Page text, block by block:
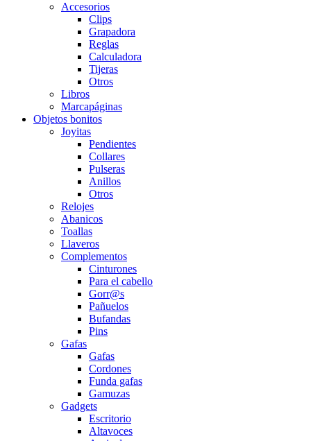
Accesorios
Clips
Grapadora
Reglas
Calculadora
Tijeras
Otros
Libros
Marcapáginas
Objetos bonitos
Joyitas
Pendientes
Collares
Pulseras
Anillos
Otros
Relojes
Abanicos
Toallas
Llaveros
Complementos
Cinturones
Para el cabello
Gorr@s
Pañuelos
Bufandas
Pins
Gafas
Gafas
Cordones
Funda gafas
Gamuzas
Gadgets
Escritorio
Altavoces